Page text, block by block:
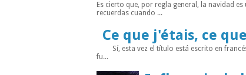
Es cierto que, por regla general, la navidad
recuerdas cuando ...
Ce que j'étais, ce
Sí, esta vez el título está escrito en
fu...